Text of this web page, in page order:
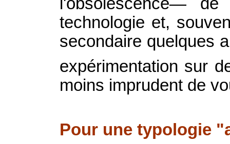
technologie et,
secondaire quelques
expérimentation sur
moins imprudent de
Pour une typologie